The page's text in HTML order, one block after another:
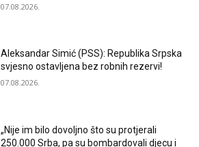
07.08.2026.
Aleksandar Simić (PSS): Republika Srpska
svjesno ostavljena bez robnih rezervi!
07.08.2026.
„Nije im bilo dovoljno što su protjerali
250.000 Srba, pa su bombardovali djecu i